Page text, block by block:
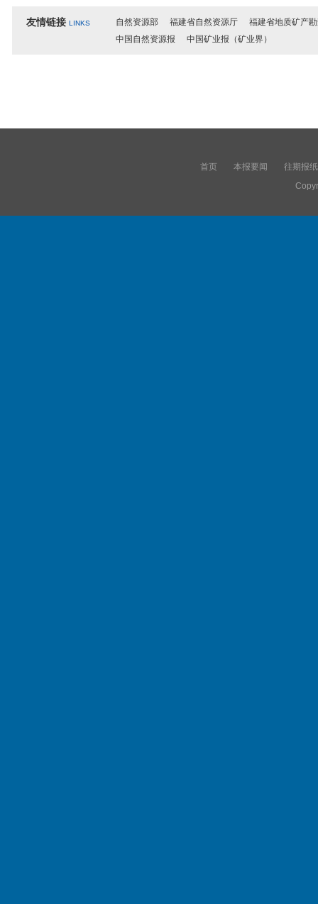
友情链接 LINKS 自然资源部 福建省自然资源厅
福建省地质矿产
中国自然资源报
中国矿业报（矿业界）
首页 本报要闻
往期报纸